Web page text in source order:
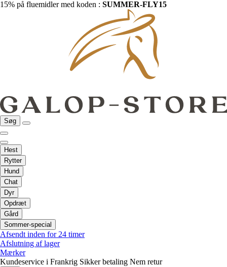
15% på fluemidler med koden : SUMMER-FLY15
Søg
Hest
Rytter
Hund
Chat
Dyr
Opdræt
Gård
Sommer-special
Afsendt inden for 24 timer
Afslutning af lager
Mærker
Kundeservice i Frankrig Sikker betaling Nem retur